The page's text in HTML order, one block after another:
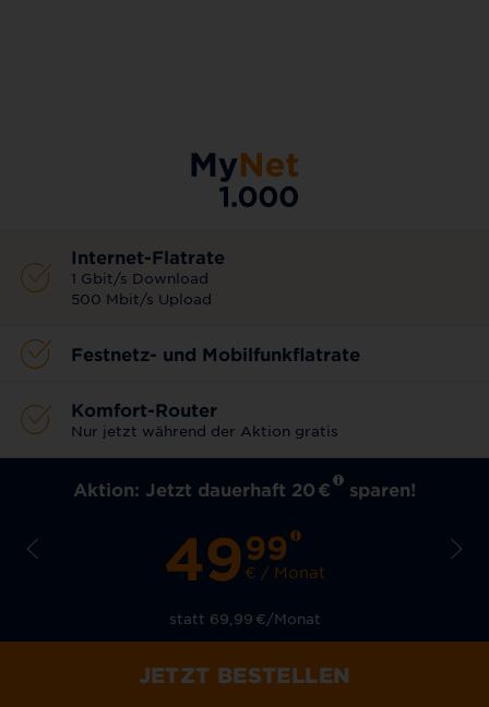
Internet-Flatrate
1 Gbit/s Download
500 Mbit/s Upload
Festnetz- und Mobilfunkflatrate
Komfort-Router
Nur jetzt während der Aktion gratis
Aktion: Jetzt dauerhaft 20 € sparen!
4999
€ / Monat
statt 69,99 €/Monat
JETZT BESTELLEN